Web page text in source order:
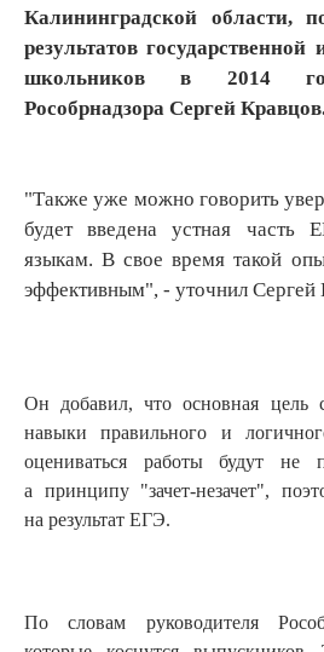
Калининградской области,
результатов государственной
школьников в 2014
Рособрнадзора Сергей
"Также уже можно говорить
будет введена устная часть
языкам. В свое время такой
эффективным", - уточнил Сергей
Он добавил, что основная цель
навыки правильного и
оцениваться работы будут не
а принципу "зачет-незачет",
на результат ЕГЭ.
По словам руководителя